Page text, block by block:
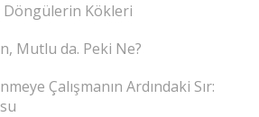
Döngülerin Kökleri
Mutlu da. Peki Ne?
Çalışmanın Ardındaki Sır: